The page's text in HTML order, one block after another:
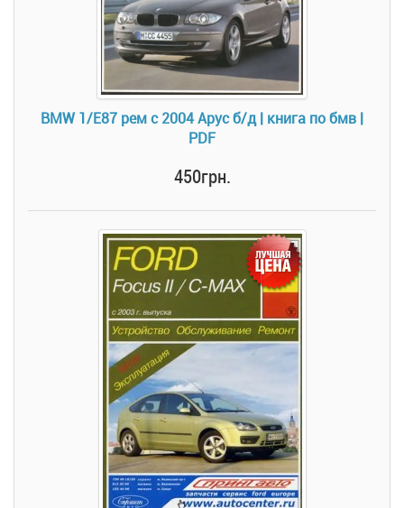
BMW 1/E87 рем с 2004 Арус б/д | книга по бмв |
PDF
450грн.